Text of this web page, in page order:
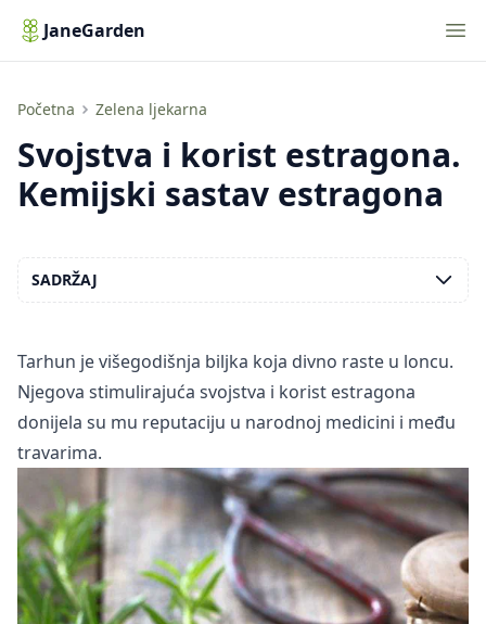
JaneGarden
Početna Zelena ljekarna
Svojstva i korist estragona. Kemijski sastav estragona
Svojstva i korist estragona.
Kemijski sastav estragona
Tarhun je višegodišnja biljka koja divno raste u loncu.
Njegova stimulirajuća svojstva i korist estragona
donijela su mu reputaciju u narodnoj medicini i među
travarima.
SADRŽAJ